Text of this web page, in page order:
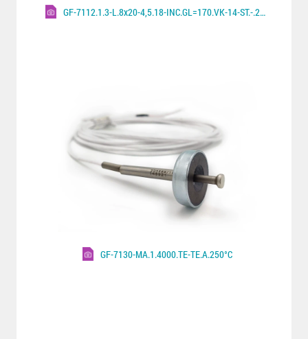
GF-7112.1.3-L.8x20-4,5.18-INC.GL=170.VK-14-ST.-.2000.A.600°C
GF-7130-MA.1.4000.TE-TE.A.250°C